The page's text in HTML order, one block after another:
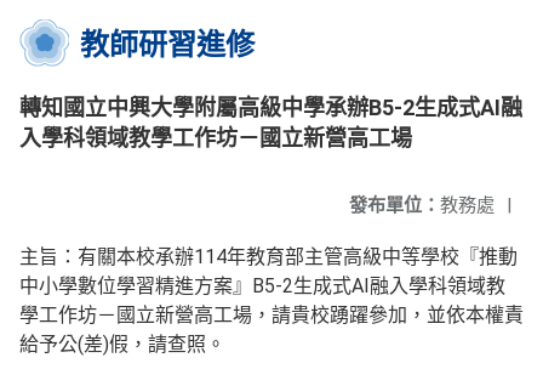
教師研習進修
轉知國立中興大學附屬高級中學承辦B5-2生成式AI融
入學科領域教學工作坊－國立新營高工場
發布單位： 教務處 |
主旨：有關本校承辦114年教育部主管高級中等學校『推動
中小學數位學習精進方案』B5-2生成式AI融入學科領域教
學工作坊－國立新營高工場，請貴校踴躍參加，並依本權責
給予公(差)假，請查照。